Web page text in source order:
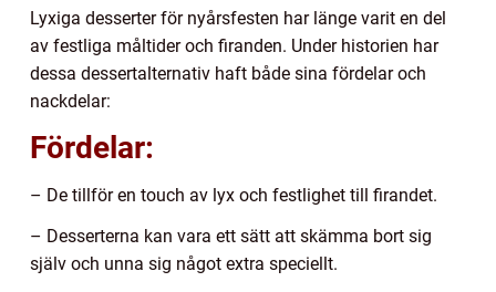
Lyxiga desserter för nyårsfesten har länge varit en del
av festliga måltider och firanden. Under historien har
dessa dessertalternativ haft både sina fördelar och
nackdelar:
Fördelar:
– De tillför en touch av lyx och festlighet till firandet.
– Desserterna kan vara ett sätt att skämma bort sig
själv och unna sig något extra speciellt.